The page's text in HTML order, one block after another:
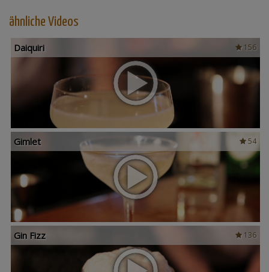
ähnliche Videos
156
Daiquiri
54
Gimlet
136
Gin Fizz